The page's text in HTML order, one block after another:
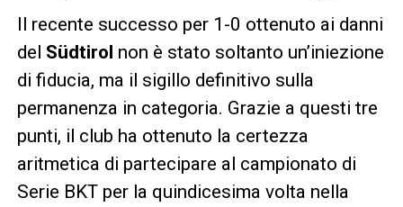
Il recente successo per 1-0 ottenuto ai danni
del Südtirol non è stato soltanto un’iniezione
di fiducia, ma il sigillo definitivo sulla
permanenza in categoria. Grazie a questi tre
punti, il club ha ottenuto la certezza
aritmetica di partecipare al campionato di
Serie BKT per la quindicesima volta nella